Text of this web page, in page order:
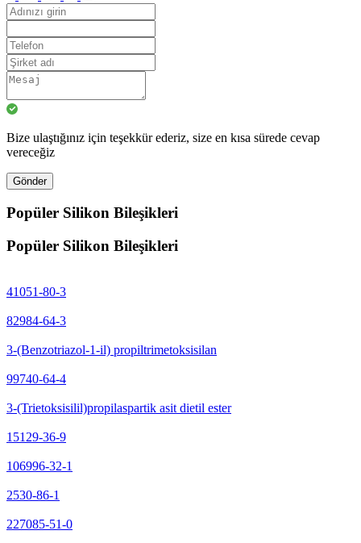
Bize ulaştığınız için teşekkür ederiz, size en kısa sürede cevap
vereceğiz
Gönder
Popüler Silikon Bileşikleri
Popüler Silikon Bileşikleri
41051-80-3
82984-64-3
3-(Benzotriazol-1-il) propiltrimetoksisilan
99740-64-4
3-(Trietoksisilil)propilaspartik asit dietil ester
15129-36-9
106996-32-1
2530-86-1
227085-51-0